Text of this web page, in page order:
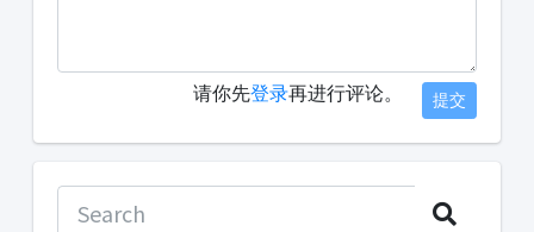
请你先登录再进行评论。 提交